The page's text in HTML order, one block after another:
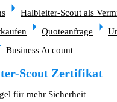
Halbleiter-Scout als
Quoteanfrage
Business Account
Scout Zertifikat
für mehr Sicherheit